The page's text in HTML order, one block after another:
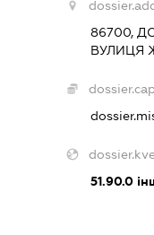
86700,
ВУЛИЦЯ
51.90.0